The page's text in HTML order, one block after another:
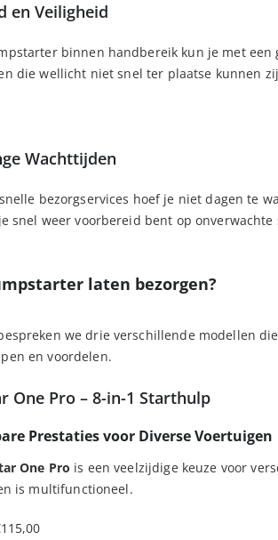
en Veiligheid
binnen handbereik kun je met
die wellicht niet snel ter plaatse kunnen
Wachttijden
bezorgservices hoef je niet dagen te
snel weer voorbereid bent op onverwachte
laten bezorgen?
we drie verschillende modellen
en voordelen.
One Pro – 8-in-1 Starthulp
Prestaties voor Diverse Voertuigen
One Pro is een veelzijdige keuze voor
is multifunctioneel.